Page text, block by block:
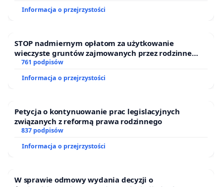
Informacja o przejrzystości
STOP nadmiernym opłatom za użytkowanie
wieczyste gruntów zajmowanych przez rodzinne
ogrody działkowe.
761 podpisów
Informacja o przejrzystości
Petycja o kontynuowanie prac legislacyjnych
związanych z reformą prawa rodzinnego
837 podpisów
Informacja o przejrzystości
W sprawie odmowy wydania decyzji o